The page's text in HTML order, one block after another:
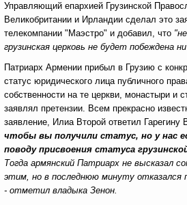
Управляющий епархией Грузинской
Великобритании и Ирландии сделал это
телекомпании "Маэстро" и добавил, что
грузинская церковь не будет побеждена
Патриарх Армении прибыл в Грузию с
статус юридического лица публичного
собственности на те церкви, монастыри и
заявлял претензии. Всем прекрасно
заявление, Илиа Второй ответил Гарегину
чтобы вы получили статус, но у нас
поводу присвоения статуса
Тогда армянский Патриарх не высказал
этим, но в последнюю минуту отказался
- отметил владыка Зенон.